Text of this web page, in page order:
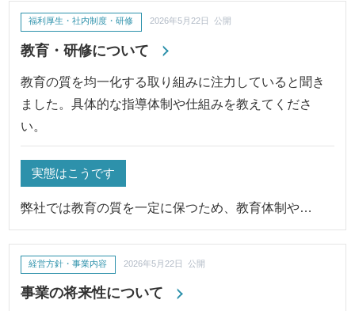
教育・研修について
福利厚生・社内制度・研修 2026年5月22日 公開
教育の質を均一化する取り組みに注力していると聞き
ました。具体的な指導体制や仕組みを教えてくださ
い。
実態はこうです
弊社では教育の質を一定に保つため、教育体制や…
事業の将来性について
経営方針・事業内容 2026年5月22日 公開